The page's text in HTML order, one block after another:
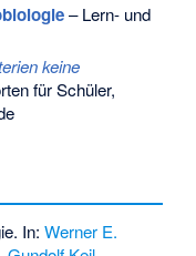
– Lern- und
keine
für Schüler,
In:Werner E.